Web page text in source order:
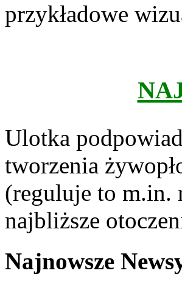
przykładowe
Ulotka
tworzenia
(reguluje to m.in.
najbliższe
Najnowsze